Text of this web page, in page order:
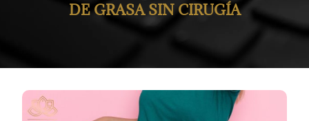
DE GRASA SIN CIRUGÍA